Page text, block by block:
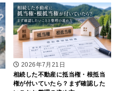
2026年7月21日
相続した不動産に抵当権・根抵当
権が付いていたら？まず確認した